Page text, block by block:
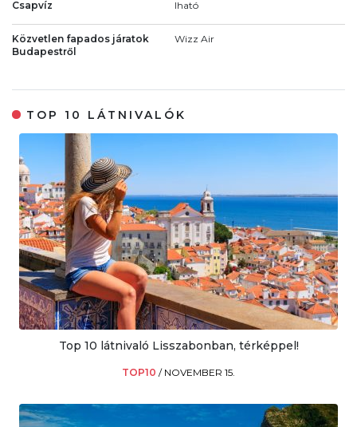
Csapvíz Iható
Közvetlen fapados járatok
Budapestről
Wizz Air
TOP 10 LÁTNIVALÓK
Top 10 látnivaló Lisszabonban, térképpel!
TOP10 / NOVEMBER 15.